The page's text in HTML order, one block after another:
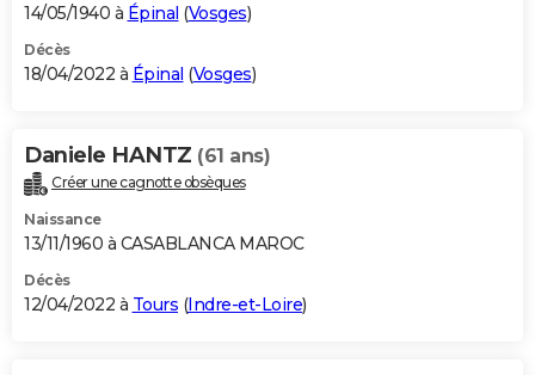
14/05/1940 à Épinal (Vosges)
Décès
18/04/2022 à Épinal (Vosges)
Daniele HANTZ (61 ans)
Créer une cagnotte obsèques
Naissance
13/11/1960 à CASABLANCA MAROC
Décès
12/04/2022 à Tours (Indre-et-Loire)